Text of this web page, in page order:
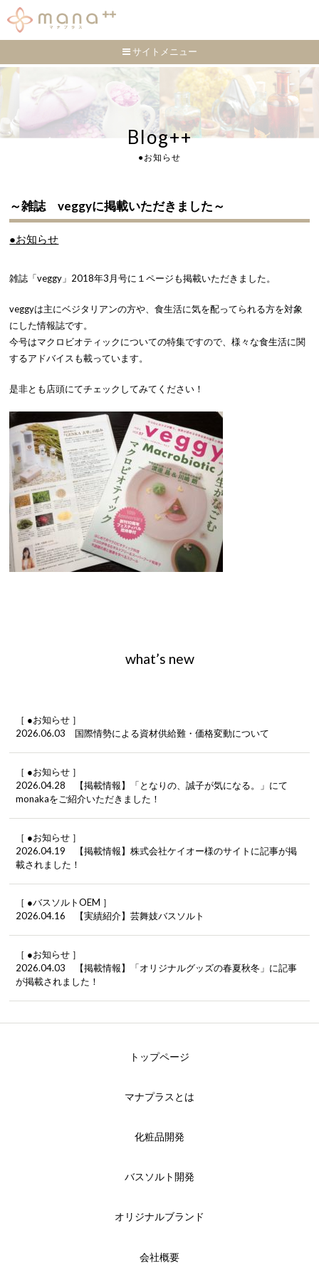
サイトメニュー
Blog++
●お知らせ
～雑誌 veggyに掲載いただきました～
●お知らせ
雑誌「veggy」2018年3月号に１ページも掲載いただきました。
veggyは主にベジタリアンの方や、食生活に気を配ってられる方を対象
にした情報誌です。
今号はマクロビオティックについての特集ですので、様々な食生活に関
するアドバイスも載っています。
是非とも店頭にてチェックしてみてください！
what’s new
［ ●お知らせ ］
2026.06.03 国際情勢による資材供給難・価格変動について
［ ●お知らせ ］
2026.04.28 【掲載情報】「となりの、誠子が気になる。」にて
monakaをご紹介いただきました！
［ ●お知らせ ］
2026.04.19 【掲載情報】株式会社ケイオー様のサイトに記事が掲
載されました！
［ ●バスソルトOEM ］
2026.04.16 【実績紹介】芸舞妓バスソルト
［ ●お知らせ ］
2026.04.03 【掲載情報】「オリジナルグッズの春夏秋冬」に記事
が掲載されました！
トップページ
マナプラスとは
化粧品開発
バスソルト開発
オリジナルブランド
会社概要